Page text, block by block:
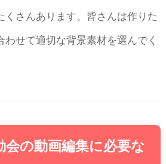
くさんあります。皆さんは作りた
せて適切な背景素材を選んでく
会の動画編集に必要な